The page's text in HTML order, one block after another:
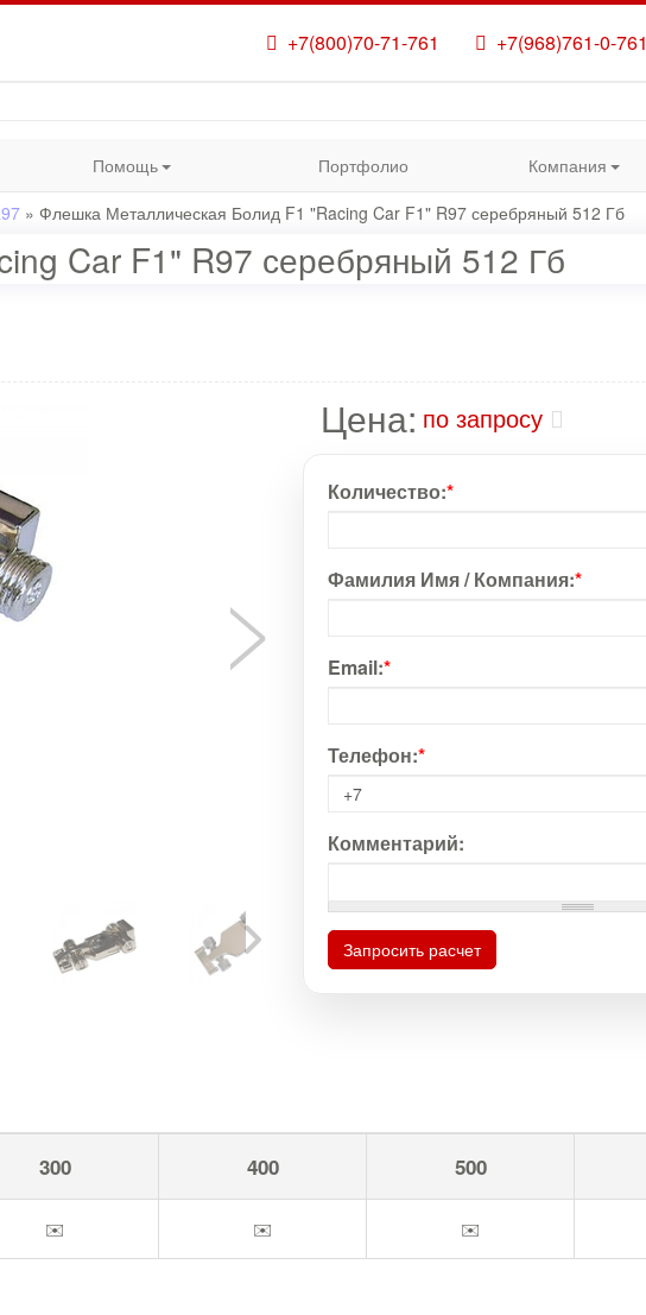
+7(800)70-71-761 +7(968)761-0-761
Помощь Портфолио Компания
» Флешка Металлическая Болид F1 "Racing Car F1" R97 серебряный 512 Гб
Car F1" R97 серебряный 512 Гб
Цена: по запросу
Количество:*
Фамилия Имя / Компания:*
Email:*
Телефон:*
Комментарий:
Запросить расчет
300 400 500
✉️ ✉️ ✉️